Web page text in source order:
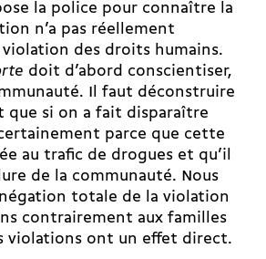
la police pour connaître la
n’a pas réellement
violation des droits humains.
doit d’abord conscientiser,
Il faut déconstruire
que si on a fait disparaître
certainement parce que cette
au trafic de drogues et qu’il
de la communauté. Nous
totale de la violation
contrairement aux familles
violations ont un effet direct.